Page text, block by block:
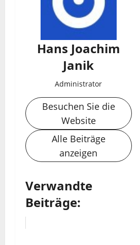
Hans Joachim
Janik
Administrator
Besuchen Sie die
Website
Alle Beiträge
anzeigen
Verwandte
Beiträge: